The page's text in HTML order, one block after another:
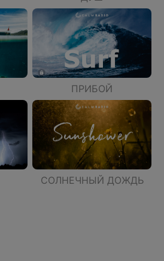
ПРИБОЙ
СОЛНЕЧНЫЙ ДОЖДЬ